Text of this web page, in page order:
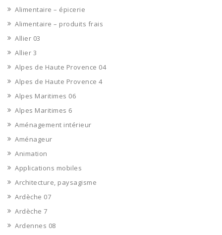
Alimentaire – épicerie
Alimentaire – produits frais
Allier 03
Allier 3
Alpes de Haute Provence 04
Alpes de Haute Provence 4
Alpes Maritimes 06
Alpes Maritimes 6
Aménagement intérieur
Aménageur
Animation
Applications mobiles
Architecture, paysagisme
Ardèche 07
Ardèche 7
Ardennes 08